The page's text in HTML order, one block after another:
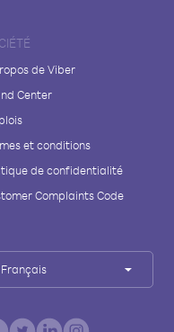
de Viber
Center
et conditions
de confidentialité
Complaints Code
Français